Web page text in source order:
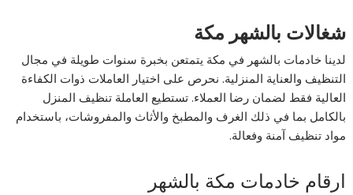
شغالات بالشهر مكة
لدينا خادمات بالشهر في مكة يتمتعن بخبرة سنوات طويلة في مجال
التنظيف والعناية المنزلية. نحرص على اختيار العاملات ذوات الكفاءة
العالية فقط لضمان رضا العملاء. تستطيع العاملة تنظيف المنزل
بالكامل بما في ذلك الغرف والمطبخ والأثاث والمفروشات، باستخدام
مواد تنظيف آمنة وفعالة.
ارقام خادمات مكة بالشهر